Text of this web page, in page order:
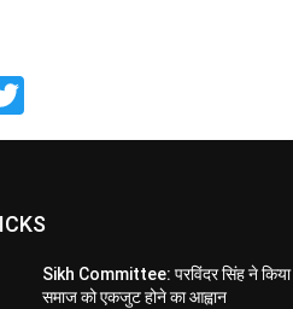
Sikh Committee: परविंदर सिंह ने किया
समाज को एकजुट होने का आह्वान